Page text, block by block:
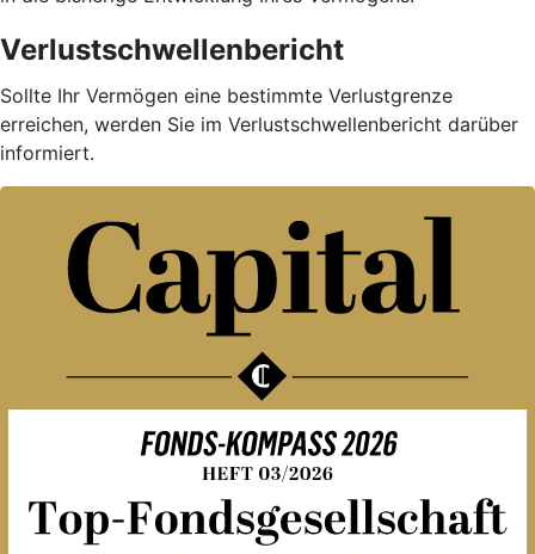
Verlustschwellenbericht
Sollte Ihr Vermögen eine bestimmte Verlustgrenze
erreichen, werden Sie im Verlustschwellenbericht darüber
informiert.